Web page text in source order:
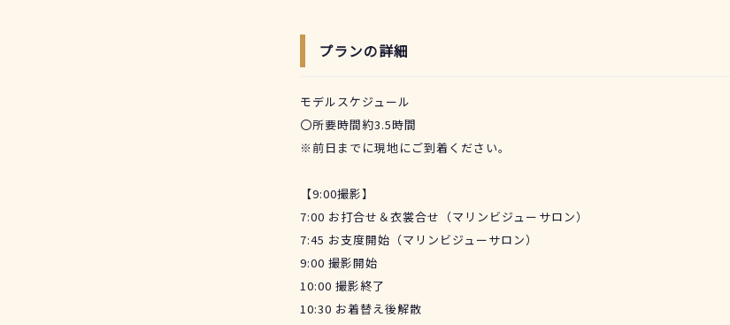
プランの詳細
モデルスケジュール
〇所要時間約3.5時間
※前日までに現地にご到着ください。
【9:00撮影】
7:00 お打合せ＆衣裳合せ（マリンビジューサロン）
7:45 お支度開始（マリンビジューサロン）
9:00 撮影開始
10:00 撮影終了
10:30 お着替え後解散